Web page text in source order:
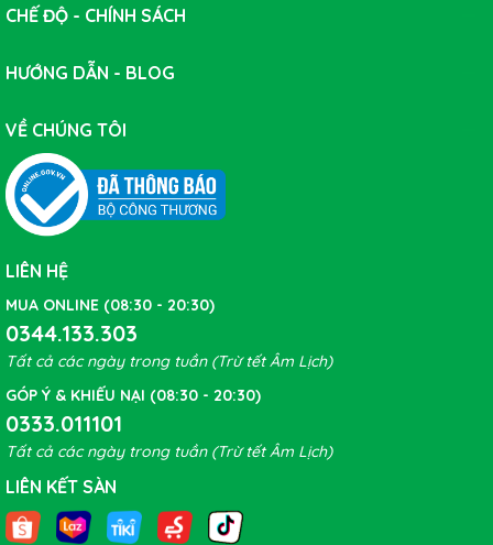
CHẾ ĐỘ - CHÍNH SÁCH
HƯỚNG DẪN - BLOG
VỀ CHÚNG TÔI
LIÊN HỆ
MUA ONLINE (08:30 - 20:30)
0344.133.303
Tất cả các ngày trong tuần (Trừ tết Âm Lịch)
GÓP Ý & KHIẾU NẠI (08:30 - 20:30)
0333.011101
Tất cả các ngày trong tuần (Trừ tết Âm Lịch)
LIÊN KẾT SÀN